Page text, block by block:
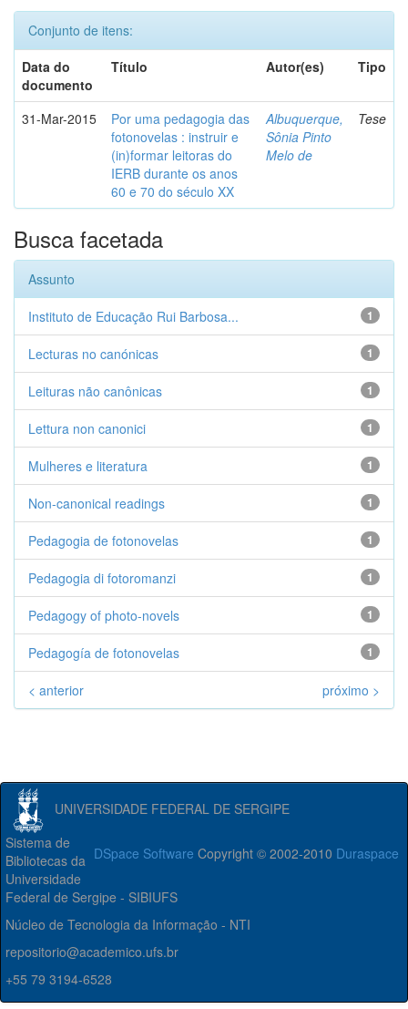
Conjunto de itens:
Data do
documento
Título Autor(es) Tipo
31-Mar-2015
Por uma pedagogia das
fotonovelas : instruir e
(in)formar leitoras do
IERB durante os anos
60 e 70 do século XX
Albuquerque,
Sônia Pinto
Melo de
Tese
Busca facetada
Assunto
1
Instituto de Educação Rui Barbosa...
1
Lecturas no canónicas
1
Leituras não canônicas
1
Lettura non canonici
1
Mulheres e literatura
1
Non-canonical readings
1
Pedagogia de fotonovelas
1
Pedagogia di fotoromanzi
1
Pedagogy of photo-novels
1
Pedagogía de fotonovelas
< anterior próximo >
UNIVERSIDADE FEDERAL DE SERGIPE
DSpace Software Copyright © 2002-2010 Duraspace
Sistema de
Bibliotecas da
Universidade
Federal de Sergipe - SIBIUFS
Núcleo de Tecnologia da Informação - NTI
repositorio@academico.ufs.br
+55 79 3194-6528